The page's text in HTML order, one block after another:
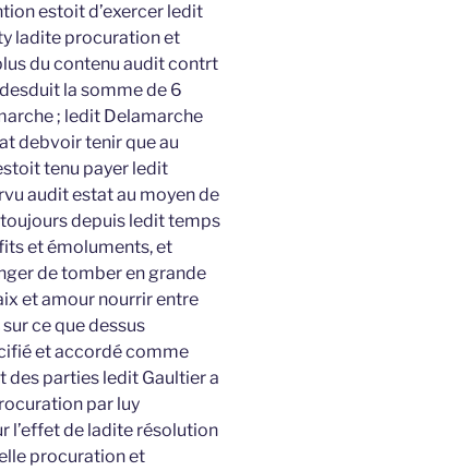
estoit d’exercer ledit
ladite procuration et
du contenu audit contrt
la somme de 6
; ledit Delamarche
debvoir tenir que au
tenu payer ledit
audit estat au moyen de
depuis ledit temps
et émoluments, et
de tomber en grande
et amour nourrir entre
ce que dessus
et accordé comme
des parties ledit Gaultier a
par luy
l’effet de ladite résolution
procuration et